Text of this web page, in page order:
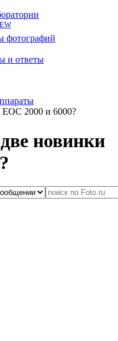
фотографий
и ответы
ЕОС 2000 и 6000?
новинки